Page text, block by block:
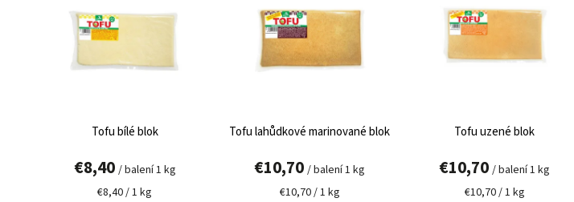
Tofu bílé blok
€8,40 / balení 1 kg
€8,40 / 1 kg
Tofu lahůdkové marinované blok
€10,70 / balení 1 kg
€10,70 / 1 kg
Tofu uzené blok
€10,70 / balení 1 kg
€10,70 / 1 kg